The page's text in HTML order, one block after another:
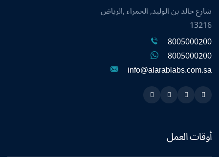
شارع خالد بن الوليد, الحمراء ,الرياض
13216
8005000200
8005000200
info@alarablabs.com.sa
Snapchat
Twitter
Linkedin
Instagram
أوقات العمل